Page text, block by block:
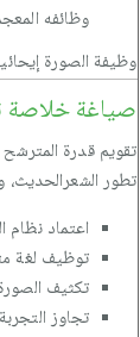
وظائفه
وظيفة الصورة
صياغة خلاصة
تقويم قدرة
تطور الشعرالحديث،
اعتماد نظام
توظيف لغة
تكثيف
تجاوز